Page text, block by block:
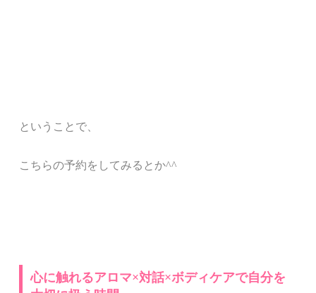
ということで、
こちらの予約をしてみるとか^^
心に触れるアロマ×対話×ボディケアで自分を